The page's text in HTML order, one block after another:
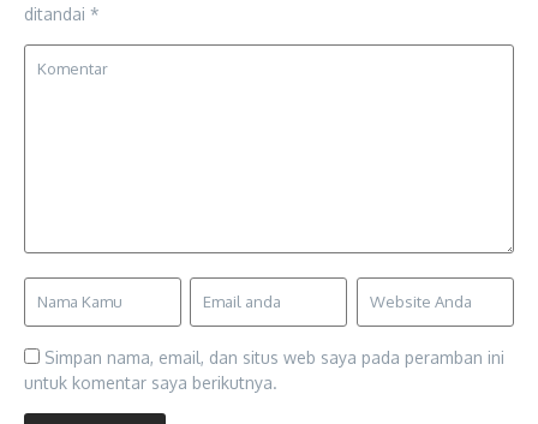
ditandai *
Simpan nama, email, dan situs web saya pada peramban ini
untuk komentar saya berikutnya.